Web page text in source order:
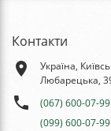
Контакти
place
Україна,
Любарецька,
phone
(067) 600-07-99
(099) 600-07-99